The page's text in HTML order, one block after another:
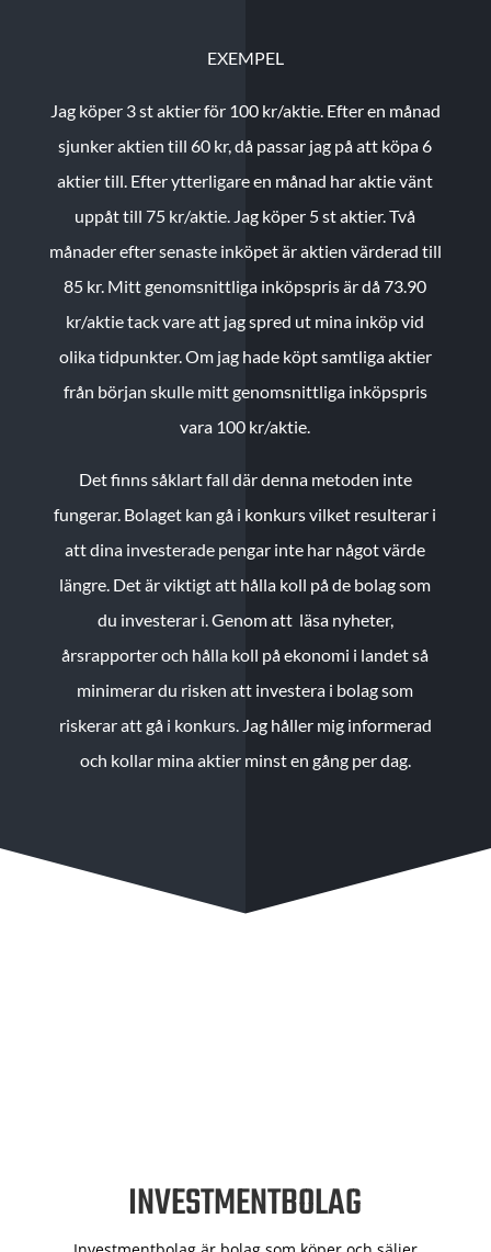
EXEMPEL
Jag köper 3 st aktier för 100 kr/aktie. Efter en månad
sjunker aktien till 60 kr, då passar jag på att köpa 6
aktier till. Efter ytterligare en månad har aktie vänt
uppåt till 75 kr/aktie. Jag köper 5 st aktier.Två
månader efter senaste inköpet är aktien värderad till
85 kr. Mitt genomsnittliga inköpspris är då 73.90
kr/aktie tack vare att jag spred ut mina inköp vid
olika tidpunkter. Om jag hade köpt samtliga aktier
från början skulle mitt genomsnittliga inköpspris
vara 100 kr/aktie.
Det finns såklart fall där denna metoden inte
fungerar. Bolaget kan gå i konkurs vilket resulterar i
att dina investerade pengar inte har något värde
längre. Det är viktigt att hålla koll på de bolag som
du investerar i. Genom att läsa nyheter,
årsrapporter och hålla koll på ekonomi i landet så
minimerar du risken att investera i bolag som
riskerar att gå i konkurs. Jag håller mig informerad
och kollar mina aktier minst en gång per dag.
INVESTMENTBOLAG